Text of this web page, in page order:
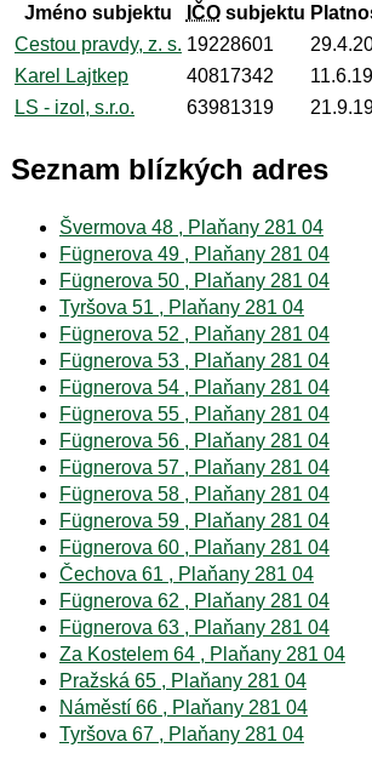
Jméno subjektu IČOsubjektu
Cestou pravdy, z. s. 19228601
Karel Lajtkep
40817342
LS - izol, s.r.o.
63981319
Seznam blízkých adres
Švermova 48 , Plaňany 281 04
Fügnerova 49 , Plaňany 281 04
Fügnerova 50 , Plaňany 281 04
Tyršova 51 , Plaňany 281 04
Fügnerova 52 , Plaňany 281 04
Fügnerova 53 , Plaňany 281 04
Fügnerova 54 , Plaňany 281 04
Fügnerova 55 , Plaňany 281 04
Fügnerova 56 , Plaňany 281 04
Fügnerova 57 , Plaňany 281 04
Fügnerova 58 , Plaňany 281 04
Fügnerova 59 , Plaňany 281 04
Fügnerova 60 , Plaňany 281 04
Čechova 61 , Plaňany 281 04
Fügnerova 62 , Plaňany 281 04
Fügnerova 63 , Plaňany 281 04
Za Kostelem 64 , Plaňany 281 04
Pražská 65 , Plaňany 281 04
Náměstí 66 , Plaňany 281 04
Tyršova 67 , Plaňany 281 04